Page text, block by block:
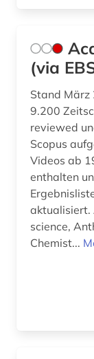
brief (1)
buch (1)
bücher (1)
china (3)
(via
Stand März
9.200
reviewed
Scopus
Videos ab
enthalten
aktualisiert. Abgedeckte Disziplinen: Animal
science,
Chemist...